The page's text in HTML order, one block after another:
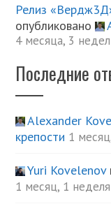
Релиз
опубликовано
4 месяца, 3
Последние
Alexander
крепости 1
Yuri Kovelenov
1 месяц, 1